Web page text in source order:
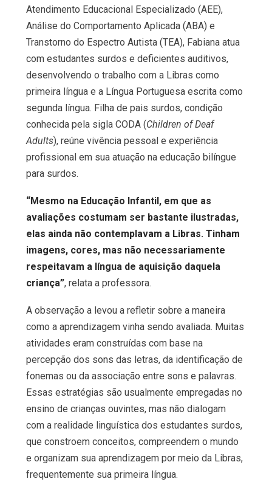
Atendimento Educacional Especializado (AEE),
Análise do Comportamento Aplicada (ABA) e
Transtorno do Espectro Autista (TEA), Fabiana atua
com estudantes surdos e deficientes auditivos,
desenvolvendo o trabalho com a Libras como
primeira língua e a Língua Portuguesa escrita como
segunda língua. Filha de pais surdos, condição
conhecida pela sigla CODA (Children of Deaf
Adults), reúne vivência pessoal e experiência
profissional em sua atuação na educação bilíngue
para surdos.
“Mesmo na Educação Infantil, em que as
avaliações costumam ser bastante ilustradas,
elas ainda não contemplavam a Libras. Tinham
imagens, cores, mas não necessariamente
respeitavam a língua de aquisição daquela
criança”, relata a professora.
A observação a levou a refletir sobre a maneira
como a aprendizagem vinha sendo avaliada. Muitas
atividades eram construídas com base na
percepção dos sons das letras, da identificação de
fonemas ou da associação entre sons e palavras.
Essas estratégias são usualmente empregadas no
ensino de crianças ouvintes, mas não dialogam
com a realidade linguística dos estudantes surdos,
que constroem conceitos, compreendem o mundo
e organizam sua aprendizagem por meio da Libras,
frequentemente sua primeira língua.